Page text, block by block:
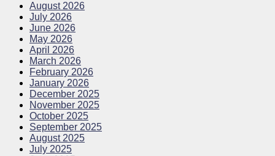
August 2026
July 2026
June 2026
May 2026
April 2026
March 2026
February 2026
January 2026
December 2025
November 2025
October 2025
September 2025
August 2025
July 2025